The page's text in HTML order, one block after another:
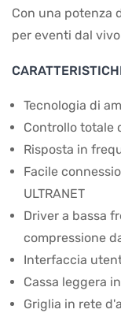
Con una potenza
per eventi dal
Tecnologia di
Controllo totale
Risposta in
Facile
ULTRANET
Driver a bassa
compressione
Interfaccia
Cassa leggera
Griglia in rete